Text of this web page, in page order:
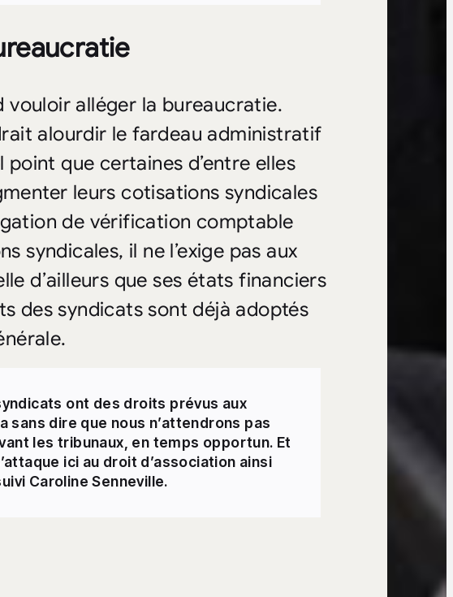
alléger la bureaucratie.
alourdir le fardeau administratif
que certaines d’entre elles
leurs cotisations syndicales
de vérification comptable
syndicales, il ne l’exige pas aux
d’ailleurs que ses états financiers
des syndicats sont déjà adoptés
ont des droits prévus aux
sans dire que nous n’attendrons pas
les tribunaux, en temps opportun. Et
ici au droit d’association ainsi
Caroline Senneville.